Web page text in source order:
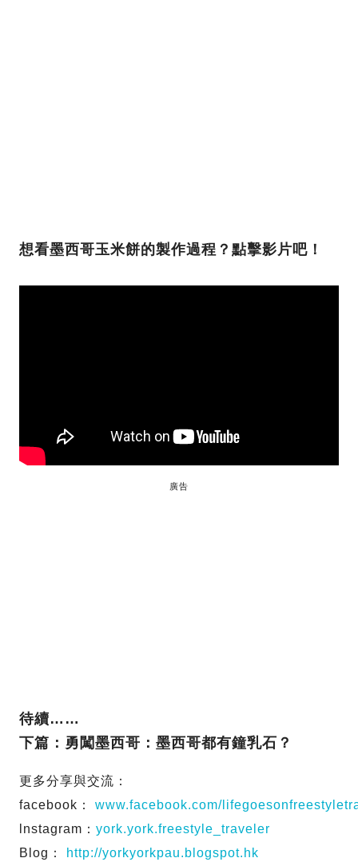
想看墨西哥玉米餅的製作過程？點擊影片吧！
廣告
待續……
下篇：勇闖墨西哥：墨西哥都有鐘乳石？
更多分享與交流：
facebook： www.facebook.com/
lnstagram： york.york.freestyle_traveler
Blog：
http://yorkyorkpau.blogspot.hk